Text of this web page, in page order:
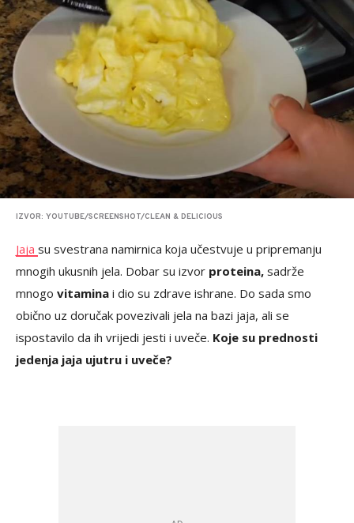
IZVOR: YOUTUBE/SCREENSHOT/CLEAN & DELICIOUS
Jaja su svestrana namirnica koja učestvuje u pripremanju
mnogih ukusnih jela. Dobar su izvor proteina, sadrže
mnogo vitamina i dio su zdrave ishrane. Do sada smo
obično uz doručak povezivali jela na bazi jaja, ali se
ispostavilo da ih vrijedi jesti i uveče. Koje su prednosti
jedenja jaja ujutru i uveče?